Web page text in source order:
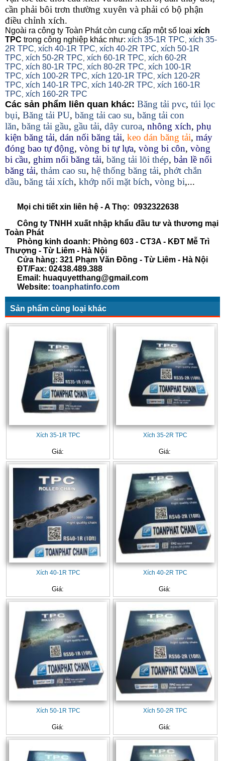
cần phải bôi trơn thường xuyên và phải có bộ phận
điều chỉnh xích.
Ngoài ra công ty Toàn Phát còn cung cấp một số loại xích
TPC trong công nghiệp khác như: xích 35-1R TPC, xích 35-
2R TPC, xích 40-1R TPC, xích 40-2R TPC, xích 50-1R
TPC, xích 50-2R TPC, xích 60-1R TPC, xích 60-2R
TPC, xích 80-1R TPC, xích 80-2R TPC, xích 100-1R
TPC, xích 100-2R TPC, xích 120-1R TPC, xích 120-2R
TPC, xích 140-1R TPC, xích 140-2R TPC, xích 160-1R
TPC, xích 160-2R TPC
Các sản phẩm liên quan khác: Băng tải pvc, túi lọc
bụi, Băng tải PU, băng tải cao su, băng tải con
lăn, băng tải gầu, gầu tải, dây curoa, nhông xích, phụ
kiện băng tải, dán nối băng tải, keo dán băng tải, máy
đóng bao tự động, vòng bi tự lựa, vòng bi côn, vòng
bi cầu, ghim nối băng tải, băng tải lõi thép, bản lề nối
băng tải, thảm cao su, hệ thống băng tải, phớt chắn
dầu, băng tải xích, khớp nối mặt bích, vòng bi,...
Mọi chi tiết xin liên hệ - A Thọ: 0932322638
Công ty TNHH xuất nhập khẩu đầu tư và thương mại
Toàn Phát
Phòng kinh doanh: Phòng 603 - CT3A - KĐT Mễ Trì
Thượng - Từ Liêm - Hà Nội
Cửa hàng: 321 Phạm Văn Đồng - Từ Liêm - Hà Nội
ĐT/Fax: 02438.489.388
Email: huaquyetthang@gmail.com
Website: toanphatinfo.com
Sản phẩm cùng loại khác
Xích 35-1R TPC
Giá:
Xích 35-2R TPC
Giá:
Xích 40-1R TPC
Giá:
Xích 40-2R TPC
Giá:
Xích 50-1R TPC
Giá:
Xích 50-2R TPC
Giá: